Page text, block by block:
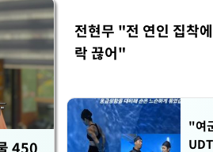
450
전현무 "전 연인 집착
락 끊어"
"여